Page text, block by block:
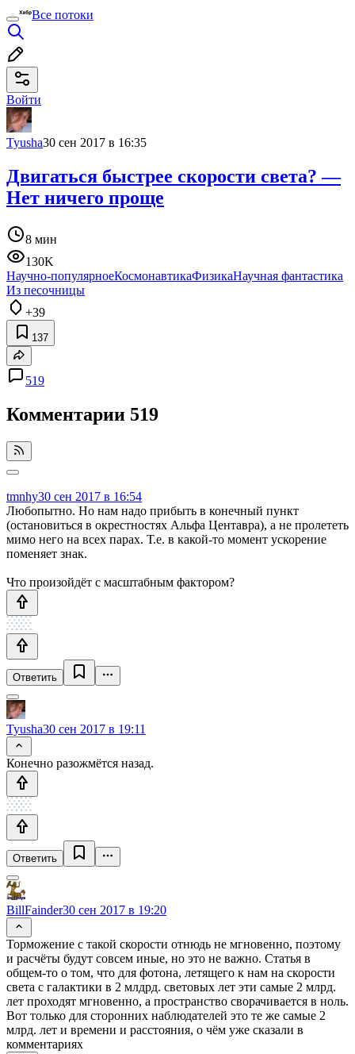
Все потоки
Войти
Tyusha30 сен 2017 в 16:35
Двигаться быстрее скорости света? —
Нет ничего проще
8 мин
130K
Научно-популярноеКосмонавтикаФизикаНаучная фантастика
Из песочницы
+39
137
519
Комментарии 519
tmnhy30 сен 2017 в 16:54
Любопытно. Но нам надо прибыть в конечный пункт
(остановиться в окрестностях Альфа Центавра), а не пролететь
мимо него на всех парах. Т.е. в какой-то момент ускорение
поменяет знак.
Что произойдёт с масштабным фактором?
Ответить
Tyusha30 сен 2017 в 19:11
Конечно разожмётся назад.
Ответить
BillFainder30 сен 2017 в 19:20
Торможение с такой скорости отнюдь не мгновенно, поэтому
и расчёты будут совсем иные, но это не важно. Статья в
общем-то о том, что для фотона, летящего к нам на скорости
света с галактики в 2 млдрд. световых лет эти самые 2 млрд.
лет проходят мгновенно, а пространство сворачивается в ноль.
Вот только для сторонних наблюдателей это те же самые 2
млрд. лет и времени и расстояния, о чём уже сказали в
комментариях